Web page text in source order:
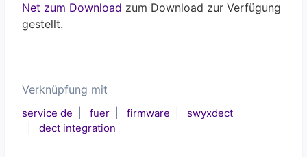
Net zum Download zum Download zur Verfügung
gestellt.
Verknüpfung mit
service de fuer firmware
swyxdect
dect integration